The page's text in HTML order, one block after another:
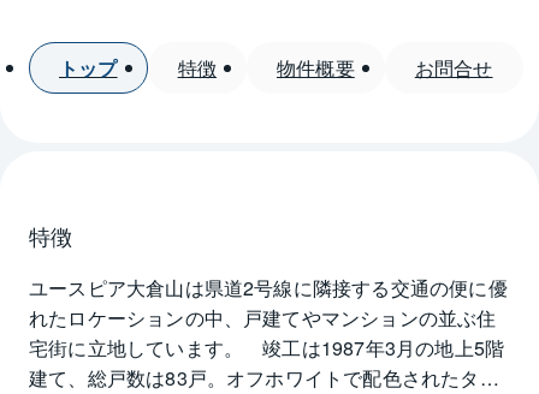
トップ 特徴 物件概要 お問合せ
特徴
ユースピア大倉山は県道2号線に隣接する交通の便に優
れたロケーションの中、戸建てやマンションの並ぶ住
宅街に立地しています。　竣工は1987年3月の地上5階
建て、総戸数は83戸。オフホワイトで配色されたタイ